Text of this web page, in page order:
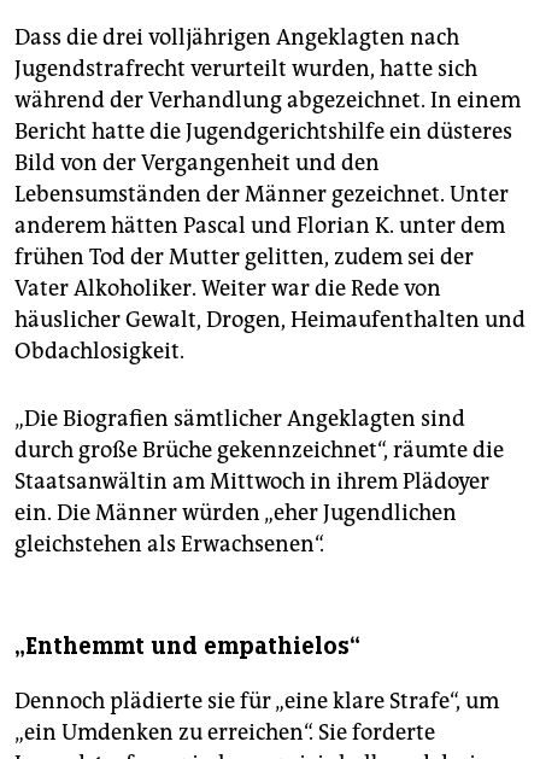
Dass die drei volljährigen Angeklagten nach
Jugendstrafrecht verurteilt wurden, hatte sich
während der Verhandlung abgezeichnet. In einem
Bericht hatte die Jugendgerichtshilfe ein düsteres
Bild von der Vergangenheit und den
Lebensumständen der Männer gezeichnet. Unter
anderem hätten Pascal und Florian K. unter dem
frühen Tod der Mutter gelitten, zudem sei der
Vater Alkoholiker. Weiter war die Rede von
häuslicher Gewalt, Drogen, Heimaufenthalten und
Obdachlosigkeit.
„Die Biografien sämtlicher Angeklagten sind
durch große Brüche gekennzeichnet“, räumte die
Staatsanwältin am Mittwoch in ihrem Plädoyer
ein. Die Männer würden „eher Jugendlichen
gleichstehen als Erwachsenen“.
„Enthemmt und empathielos“
Dennoch plädierte sie für „eine klare Strafe“, um
„ein Umdenken zu erreichen“. Sie forderte